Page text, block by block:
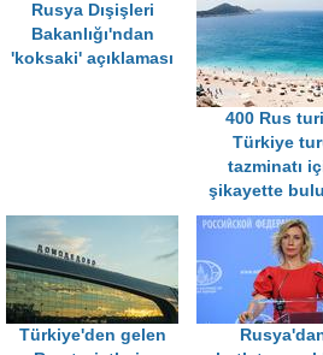
kepenk
Rusya Dışişleri
Bakanlığı'ndan
'koksaki' açıklaması
400 Rus
Türkiye
tazminatı
şikayette
Türkiye'den gelen